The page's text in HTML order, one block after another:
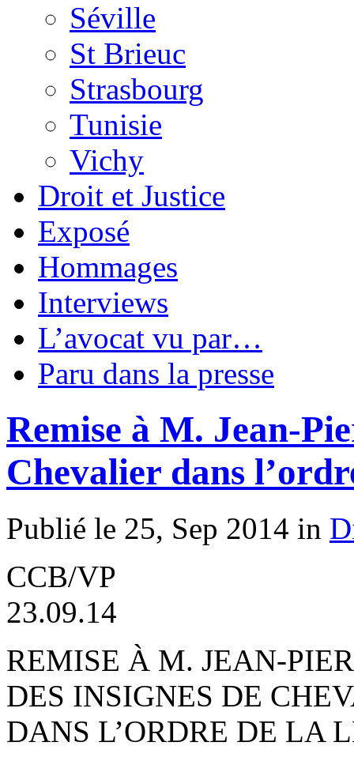
Séville
St Brieuc
Strasbourg
Tunisie
Vichy
Droit et Justice
Exposé
Hommages
Interviews
L’avocat vu par…
Paru dans la presse
Remise à M. Jean-
Chevalier dans
Publié le 25, Sep 2014 in
CCB/VP
23.09.14
REMISE À M. JEAN-
DES INSIGNES DE
DANS L’ORDRE DE LA